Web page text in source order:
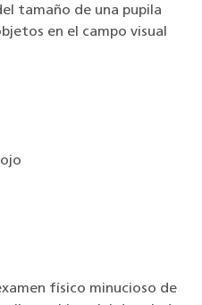
tamaño de una pupila
en el campo visual
físico minucioso de